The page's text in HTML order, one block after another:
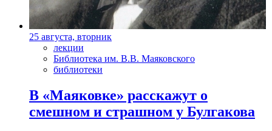
25 августа, вторник
лекции
Библиотека им. В.В. Маяковского
библиотеки
В «Маяковке» расскажут о
смешном и страшном у Булгакова